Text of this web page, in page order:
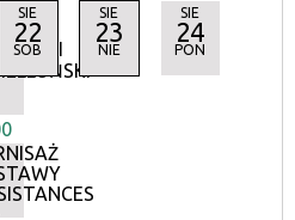
SIE
22
SOB
SIE
23
NIE
SIE
24
PON